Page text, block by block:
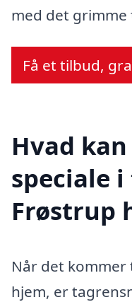
med det grimme
Få et tilbud,
Hvad
speciale
Frøstrup
Når det kommer
hjem, er